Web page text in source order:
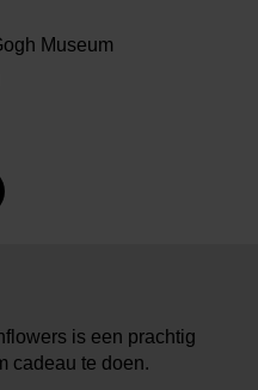
Museum
is een prachtig
cadeau te doen.